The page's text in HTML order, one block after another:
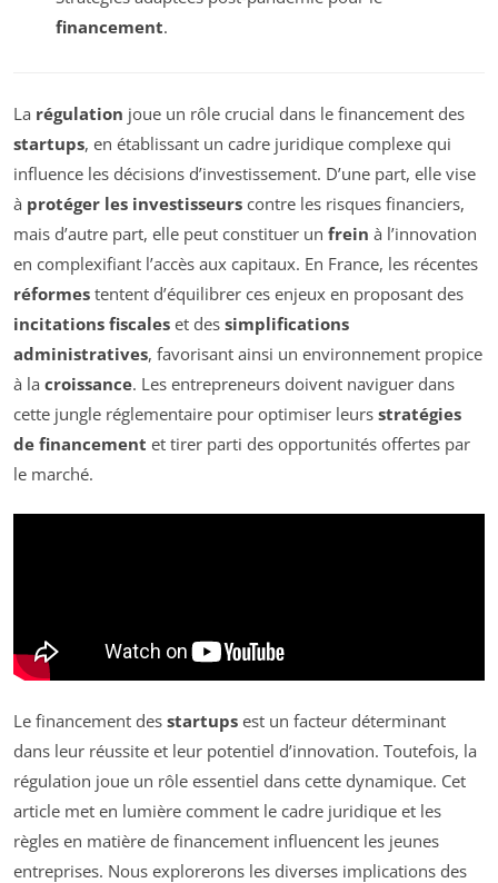
financement.
La régulation joue un rôle crucial dans le financement des
startups, en établissant un cadre juridique complexe qui
influence les décisions d’investissement. D’une part, elle vise
à protéger les investisseurs contre les risques financiers,
mais d’autre part, elle peut constituer un frein à l’innovation
en complexifiant l’accès aux capitaux. En France, les récentes
réformes tentent d’équilibrer ces enjeux en proposant des
incitations fiscales et des simplifications
administratives, favorisant ainsi un environnement propice
à la croissance. Les entrepreneurs doivent naviguer dans
cette jungle réglementaire pour optimiser leurs stratégies
de financement et tirer parti des opportunités offertes par
le marché.
Le financement des startups est un facteur déterminant
dans leur réussite et leur potentiel d’innovation. Toutefois, la
régulation joue un rôle essentiel dans cette dynamique. Cet
article met en lumière comment le cadre juridique et les
règles en matière de financement influencent les jeunes
entreprises. Nous explorerons les diverses implications des